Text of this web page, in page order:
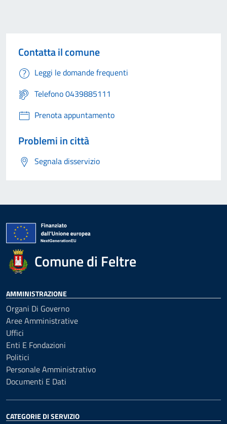
Contatta il comune
Leggi le domande frequenti
Telefono 0439885111
Prenota appuntamento
Problemi in città
Segnala disservizio
Comune di Feltre
AMMINISTRAZIONE
Organi Di Governo
Aree Amministrative
Uffici
Enti E Fondazioni
Politici
Personale Amministrativo
Documenti E Dati
CATEGORIE DI SERVIZIO